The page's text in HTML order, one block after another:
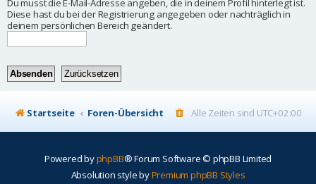
Du musst die E-Mail-Adresse angeben, die in deinem Profil hinterlegt ist.
Diese hast du bei der Registrierung angegeben oder nachträglich in
deinem persönlichen Bereich geändert.
Startseite Foren-Übersicht Alle Zeiten sind UTC+02:00
Powered byphpBB® Forum Software © phpBB Limited
Absolution style byPremium phpBB Styles